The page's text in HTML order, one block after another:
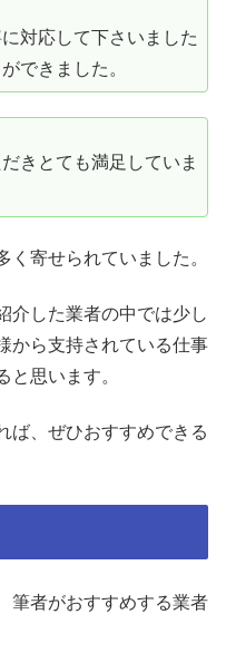
対応して下さいました
できました。
きとても満足していま
寄せられていました。
介した業者の中では少し
から支持されている仕事
と思います。
ば、ぜひおすすめできる
筆者がおすすめする業者